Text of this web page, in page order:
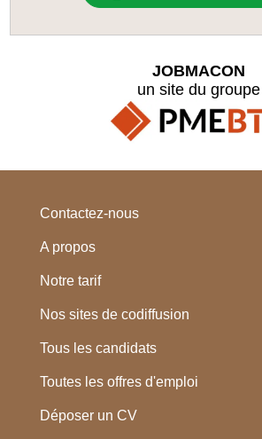
JOBMACON
un site du groupe
Contactez-nous
A propos
Notre tarif
Nos sites de codiffusion
Tous les candidats
Toutes les offres d'emploi
Déposer un CV